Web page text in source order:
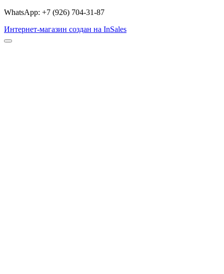
WhatsApp: +7 (926) 704-31-87
Интернет-магазин создан на InSales